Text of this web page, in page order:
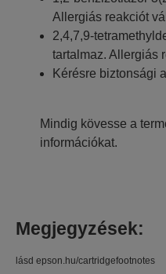
Allergiás reakciót
2,4,7,9-
tartalmaz. Allergiás
Kérésre biztonsági
Mindig kövesse a
információkat.
Megjegyzések:
lásd epson.hu/cartridgefootnotes